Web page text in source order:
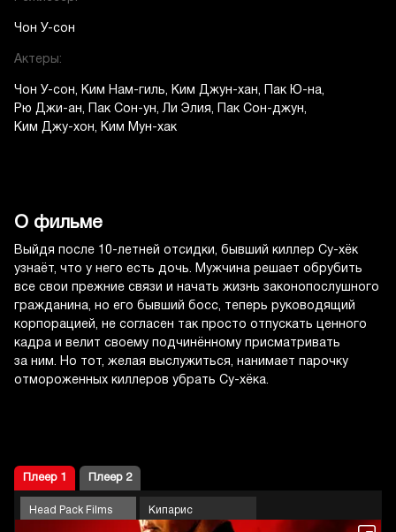
Чон У-сон
Актеры:
Чон У-сон Ким Нам-гиль Ким Джун-хан
Пак Ю-на
Рю Джи-ан
Пак Сон-ун Ли Элия
Пак Сон-джун
Ким Джу-хон
Ким Мун-хак
О фильме
Выйдя после 10-летней отсидки, бывший киллер Су-хёк
узнаёт, что у него есть дочь. Мужчина решает обрубить
все свои прежние связи и начать жизнь законопослушного
гражданина, но его бывший босс, теперь руководящий
корпорацией, не согласен так просто отпускать ценного
кадра и велит своему подчинённому присматривать
за ним. Но тот, желая выслужиться, нанимает парочку
отмороженных киллеров убрать Су-хёка.
Плеер 1 Плеер 2
Head Pack Films Кипарис